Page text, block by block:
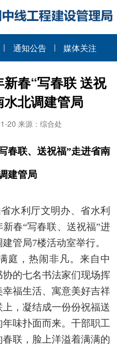
通知公告 媒体关注
春“写春联 送祝
北调建管局
20 来源：综合处
春联、送祝福”走进省南
建管局
水利厅文明办、省水利
新春“写春联、送祝福”进
建管局7楼活动室举行。
庭，热闹非凡。来自中
的七名书法家们现场挥
福生活、寓意美好吉祥
，凝结成一份份祝福送
味扑面而来。干部职工
联，脸上洋溢着满满的